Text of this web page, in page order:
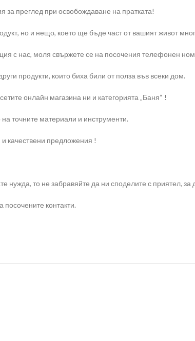
за преглед при освобождаване на пратката!
но и нещо, което ще бъде част от вашият живот
с нас, моля свържете се на посочения телефонен
продукти, които биха били от полза във всеки дом.
онлайн магазина ни и категорията „Баня“ !
точните материали и инструменти.
качествени предложения !
нужда, то не забравяйте да ни споделите с приятел,
контакти.